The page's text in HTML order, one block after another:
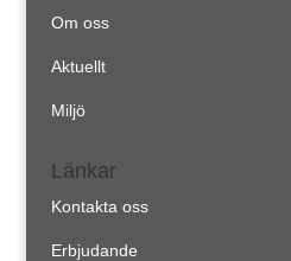
Om oss
Aktuellt
Miljö
Länkar
Kontakta oss
Erbjudande